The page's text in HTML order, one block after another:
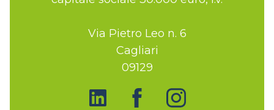
Via Pietro Leo n. 6
Cagliari
09129